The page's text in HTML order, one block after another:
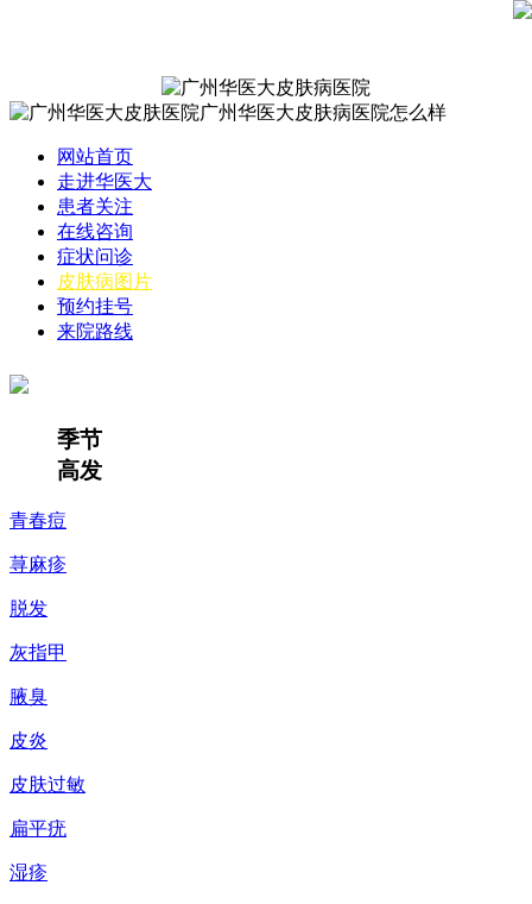
网站首页
走进华医大
患者关注
在线咨询
症状问诊
皮肤病图片
预约挂号
来院路线
季节
高发
青春痘
荨麻疹
脱发
灰指甲
腋臭
皮炎
皮肤过敏
扁平疣
湿疹